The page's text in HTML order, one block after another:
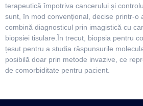
terapeutică împotriva cancerului și
sunt, în mod convențional, decise printr-o
combină diagnosticul prin imagistică cu
biopsiei tisulare.În trecut, biopsia pentru
țesut pentru a studia răspunsurile
posibilă doar prin metode invazive, ce
de comorbiditate pentru pacient.